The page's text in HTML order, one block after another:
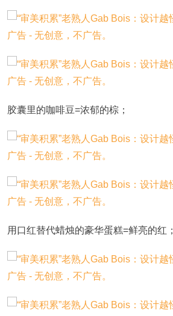
胶囊里的咖啡豆=浓郁的棕；
用口红替代蜡烛的豪华蛋糕=鲜亮的红；